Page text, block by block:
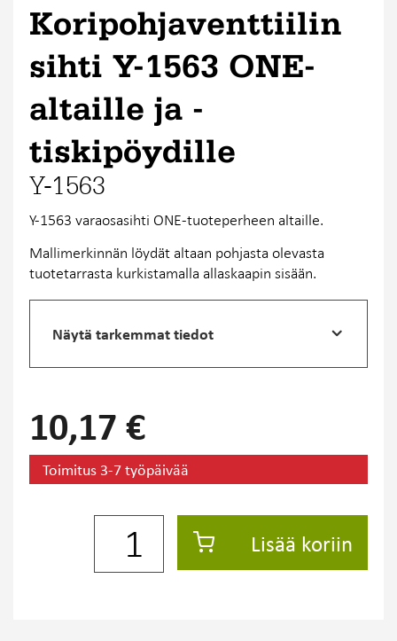
Koripohjaventtiilin
sihti Y-1563 ONE-
altaille ja -
tiskipöydille
Y-1563
Y-1563 varaosasihti ONE-tuoteperheen altaille.
Mallimerkinnän löydät altaan pohjasta olevasta
tuotetarrasta kurkistamalla allaskaapin sisään.
Näytä tarkemmat tiedot
10,17 €
Toimitus 3-7 työpäivää
Lisää koriin